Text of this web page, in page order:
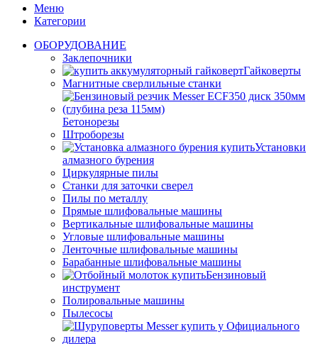
Меню
Категории
ОБОРУДОВАНИЕ
Заклепочники
Гайковерты
Магнитные сверлильные станки
Бетонорезы
Штроборезы
Установки
алмазного бурения
Циркулярные пилы
Станки для заточки сверел
Пилы по металлу
Прямые шлифовальные машины
Вертикальные шлифовальные машины
Угловые шлифовальные машины
Ленточные шлифовальные машины
Барабанные шлифовальные машины
Бензиновый
инструмент
Полировальные машины
Пылесосы